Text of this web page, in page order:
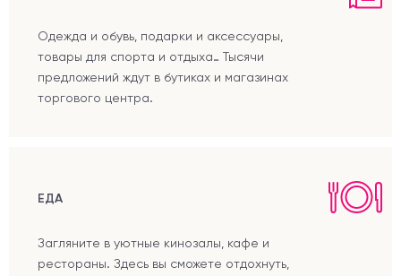
Одежда и обувь, подарки и аксессуары,
товары для спорта и отдыха… Тысячи
предложений ждут в бутиках и магазинах
торгового центра.
ЕДА
Загляните в уютные кинозалы, кафе и
рестораны. Здесь вы сможете отдохнуть,